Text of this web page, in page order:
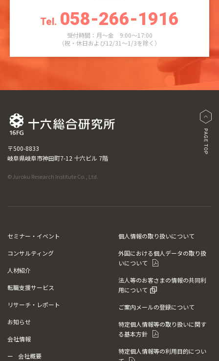
Tel. 058-266-1916
受付時間：月～金 9:00～17:00
（祝・休日および12/31～1/3を除く）
〒500-8833
岐阜県岐阜市神田町7-12 十六ビル 7階
©Juroku Research Institute Co., Ltd.
セミナー・イベント
コンサルティング
人材紹介
転職支援サービス
リサーチ・レポート
お知らせ
会社情報
会社概要
個人情報の取り扱いについて
外国における個人データの取り扱
いについて
法人等のお客さまの情報の共同利
用について
ご案内メールの登録について
特定個人情報等の取り扱いに関す
る基本方針
特定個人情報等の利用目的につい